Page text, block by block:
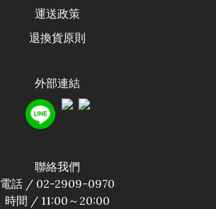
運送政策
退換貨原則
外部連結
聯絡我們
電話 / 02-2909-0970
時間 / 11:00～20:00